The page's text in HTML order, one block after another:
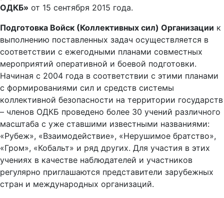
ОДКБ» от 15 сентября 2015 года.
Подготовка Войск (Коллективных сил) Организации к
выполнению поставленных задач осуществляется в
соответствии с ежегодными планами совместных
мероприятий оперативной и боевой подготовки.
Начиная с 2004 года в соответствии с этими планами
с формированиями сил и средств системы
коллективной безопасности на территории государств
– членов ОДКБ проведено более 30 учений различного
масштаба с уже ставшими известными названиями:
«Рубеж», «Взаимодействие», «Нерушимое братство»,
«Гром», «Кобальт» и ряд других. Для участия в этих
учениях в качестве наблюдателей и участников
регулярно приглашаются представители зарубежных
стран и международных организаций.